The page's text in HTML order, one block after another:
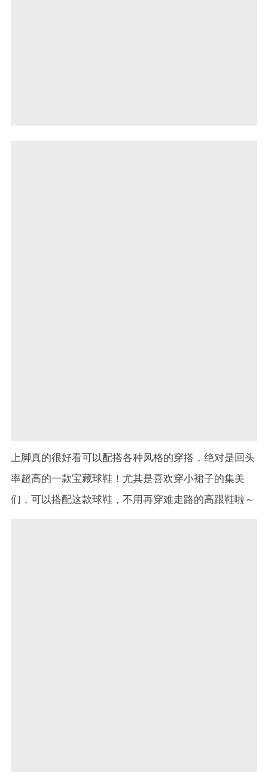
上脚真的很好看可以配搭各种风格的穿搭，绝对是回头
率超高的一款宝藏球鞋！尤其是喜欢穿小裙子的集美
们，可以搭配这款球鞋，不用再穿难走路的高跟鞋啦～